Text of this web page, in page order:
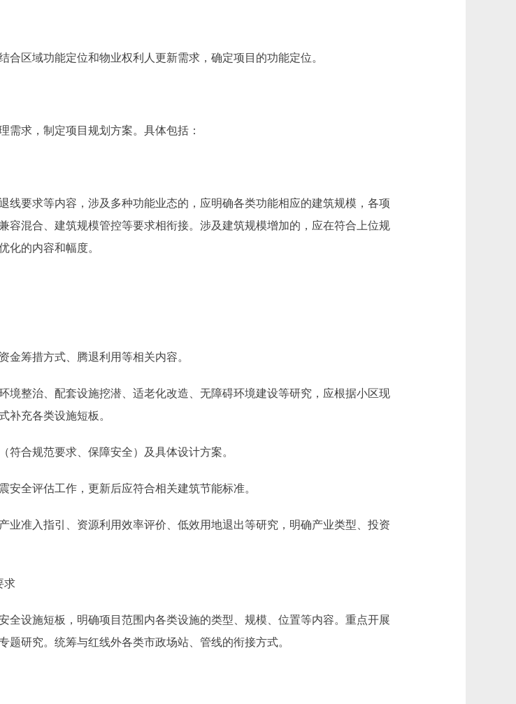
区域功能定位和物业权利人更新需求，确定项目的功能定位。
求，制定项目规划方案。具体包括：
要求等内容，涉及多种功能业态的，应明确各类功能相应的建筑规模，各项
容混合、建筑规模管控等要求相衔接。涉及建筑规模增加的，应在符合上位规
化的内容和幅度。
筹措方式、腾退利用等相关内容。
整治、配套设施挖潜、适老化改造、无障碍环境建设等研究，应根据小区现
补充各类设施短板。
合规范要求、保障安全）及具体设计方案。
全评估工作，更新后应符合相关建筑节能标准。
准入指引、资源利用效率评价、低效用地退出等研究，明确产业类型、投资
求
设施短板，明确项目范围内各类设施的类型、规模、位置等内容。重点开展
研究。统筹与红线外各类市政场站、管线的衔接方式。